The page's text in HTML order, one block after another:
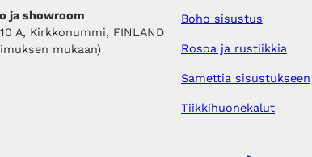
ja showroom
A, Kirkkonummi, FINLAND
mukaan)
Boho sisustus
Rosoa ja rustiikkia
Samettia sisustukseen
Tiikkihuonekalut